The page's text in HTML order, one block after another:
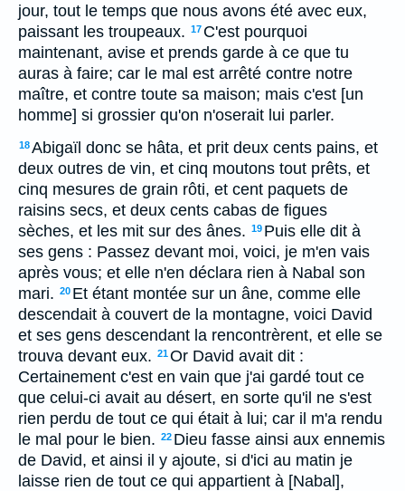
jour, tout le temps que nous avons été avec eux,
paissant les troupeaux. 17 C'est pourquoi
maintenant, avise et prends garde à ce que tu
auras à faire; car le mal est arrêté contre notre
maître, et contre toute sa maison; mais c'est [un
homme] si grossier qu'on n'oserait lui parler.
18Abigaïl donc se hâta, et prit deux cents pains, et
deux outres de vin, et cinq moutons tout prêts, et
cinq mesures de grain rôti, et cent paquets de
raisins secs, et deux cents cabas de figues
sèches, et les mit sur des ânes. 19 Puis elle dit à
ses gens : Passez devant moi, voici, je m'en vais
après vous; et elle n'en déclara rien à Nabal son
mari. 20 Et étant montée sur un âne, comme elle
descendait à couvert de la montagne, voici David
et ses gens descendant la rencontrèrent, et elle se
trouva devant eux. 21Or David avait dit :
Certainement c'est en vain que j'ai gardé tout ce
que celui-ci avait au désert, en sorte qu'il ne s'est
rien perdu de tout ce qui était à lui; car il m'a rendu
le mal pour le bien. 22 Dieu fasse ainsi aux ennemis
de David, et ainsi il y ajoute, si d'ici au matin je
laisse rien de tout ce qui appartient à [Nabal],